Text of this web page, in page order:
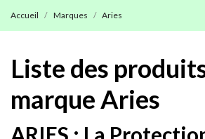
Accueil Marques Aries
Liste des
marque Aries